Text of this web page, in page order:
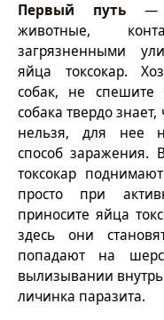
Первый путь—
животные,
загрязненными
яйца токсокар.
собак, не спешите
собака твердо
нельзя, для нее
способ заражения.
токсокар
просто при
приносите яйца
здесь они
попадают на
вылизывании
личинка паразита.